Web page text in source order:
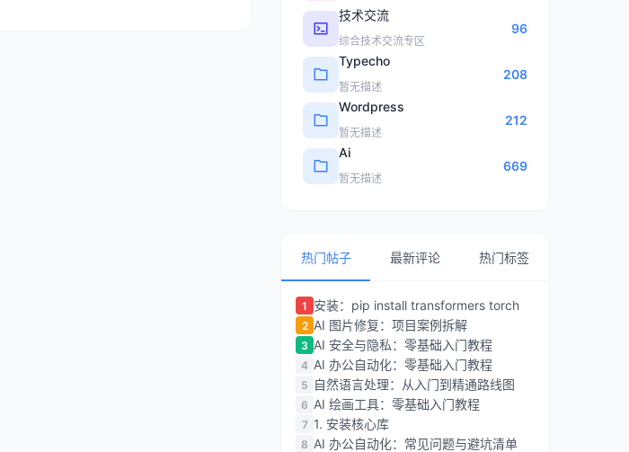
技术交流
综合技术交流专区
96
Typecho
暂无描述
208
Wordpress
暂无描述
212
Ai
暂无描述
669
热门帖子 最新评论 热门标签
1 安装：pip install transformers torch
2 AI 图片修复：项目案例拆解
3 AI 安全与隐私：零基础入门教程
4 AI 办公自动化：零基础入门教程
5 自然语言处理：从入门到精通路线图
6 AI 绘画工具：零基础入门教程
7 1. 安装核心库
8 AI 办公自动化：常见问题与避坑清单